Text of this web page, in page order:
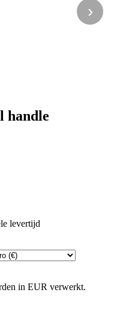
›
handle
levertijd
in EUR verwerkt.